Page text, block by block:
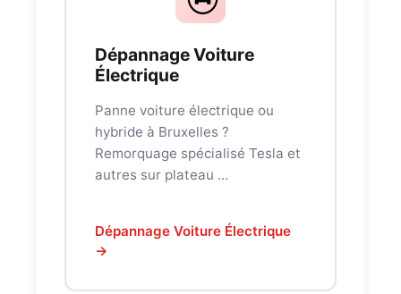
Dépannage Voiture
Électrique
Panne voiture électrique ou
hybride à Bruxelles ?
Remorquage spécialisé Tesla et
autres sur plateau ...
Dépannage Voiture Électrique
→